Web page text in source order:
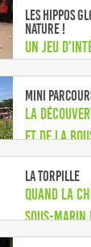
Les hippos
nature !
Un jeu
Mini
La
et de la
La torpille
Quand la
sous-marin